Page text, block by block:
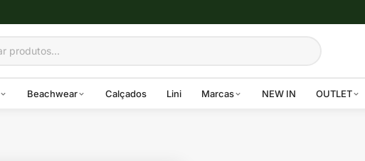
Beachwear Calçados Lini Marcas NEW IN OUTLET